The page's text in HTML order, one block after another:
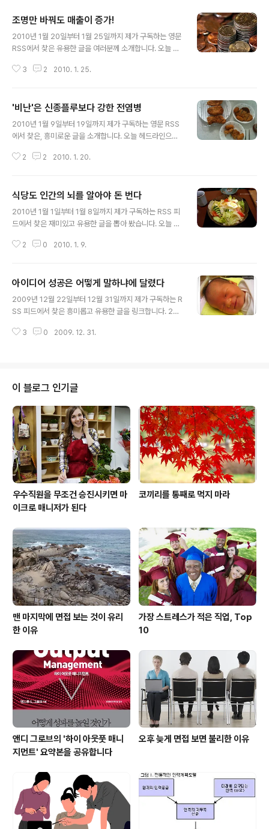
조명만 바꿔도 매출이 증가!
2010년 1월 20일부터 1월 25일까지 제가 구독하는 영문
RSS에서 찾은 유용한 글을 여러분께 소개합니다. 오늘 헤
마트의 조명과 매출액 사이에 어떤 관계가 있는지 살펴보
매가 40%나 증가했다는 연구 결과. 마케팅 담당자 필독! h
ttp://bit.ly/4puno2 본문 중 일부 ...We analyzed dat
a on the sales performance of a chain retailer th
analysis included 108 store..
3 2 2010. 1. 25.
'비난'은 신종플루보다 강한 전염병
2010년 1월 9일부터 19일까지 제가 구독하는 영문 RSS
에서 찾은, 흥미로운 글을 소개합니다. 오늘 헤드라인으로
른 사람이 누군가를 비난하는 모습을 보면, 자신도 타인을
군가가 남을 비난하는 모습을 보면 '나'도 남을 비난하기가
쉽다는. '비난'도 전염병이군요. 조심해야겠습니다. http://
bit.ly/8kt860 (본문의 일부) BULLYING bosses take
enough to set up a blame culture. "We already..
2 2 2010. 1. 20.
식당도 인간의 뇌를 알아야 돈 번다
2010년 1월 1일부터 1월 8일까지 제가 구독하는 RSS 피
드에서 찾은 재미있고 유용한 글을 뽑아 봤습니다. 오늘 헤
은 매출과 이익을 끌어내기 위해 사람들의 심리를 어떻게
꼭 읽어보길 권합니다. 식당에서도 뉴로마케팅(Neuroma
rketing) 기법을 활용하면 이익을 많이 남길 수 있을지도
모르겠네요. http://bit.ly/78HjN5 기사의 일부... Resta
eting techniques. It’s easy to change offer..
2 0 2010. 1. 9.
아이디어 성공은 어떻게 말하냐에 달렸다
2009년 12월 22일부터 12월 31일까지 제가 구독하는 R
SS 피드에서 찾은 흥미롭고 유용한 글을 링크합니다. 200
아이디어가 성공하느냐 마느냐는 그 아이디어가 무엇이냐
tending a 1-week intensive executive education
class, where the final project in the class was pit
ching a business plan. We outfitted these e..
3 0 2009. 12. 31.
이 블로그 인기글
우수직원을 무조건 승진시키면 마
이크로 매니저가 된다
코끼리를 통째로 먹지 마라
맨 마지막에 면접 보는 것이 유리
한 이유
가장 스트레스가 적은 직업, Top
10
앤디 그로브의 '하이 아웃풋 매니
지먼트' 요약본을 공유합니다
오후 늦게 면접 보면 불리한 이유